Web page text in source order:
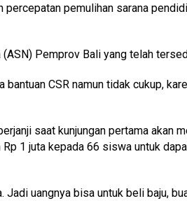
pemulihan sarana
Pemprov Bali yang telah
CSR namun tidak cukup,
saat kunjungan pertama akan
1 juta kepada 66 siswa untuk
Jadi uangnya bisa untuk beli baju,